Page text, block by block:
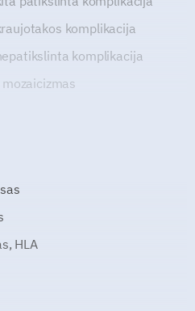
komplikacija
komplikacija
HLA